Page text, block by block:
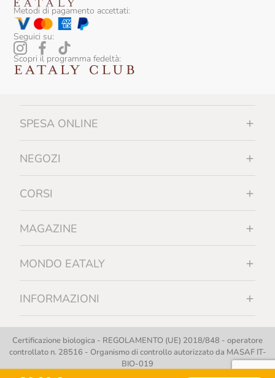
Metodi di pagamento accettati:
Seguici su:
Scopri il programma fedeltà:
SPESA ONLINE
NEGOZI
CORSI
MAGAZINE
MONDO EATALY
INFORMAZIONI
Certificazione biologica - REGOLAMENTO (UE) 2018/848 - operatore
controllato n. 28516 - Organismo di controllo autorizzato da MASAF IT-
BIO-019